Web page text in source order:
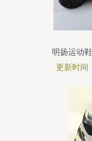
明扬运动
更新时间